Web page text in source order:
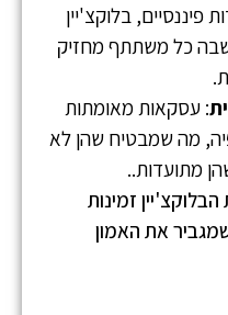
פיננסיים, בלוקצ'יין
כל משתתף מחזיק
: עסקאות מאומתות
מה שמבטיח שהן לא
מתועדות..
זמינות
את האמון